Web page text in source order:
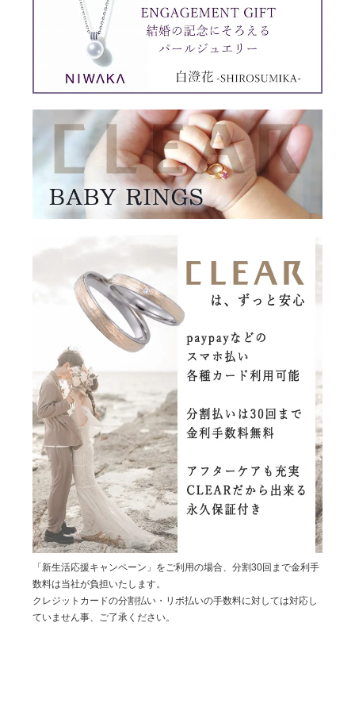
「新生活応援キャンペーン」をご利用の場合、分割30回まで金利手
数料は当社が負担いたします。
クレジットカードの分割払い・リボ払いの手数料に対しては対応し
ていません事、ご了承ください。